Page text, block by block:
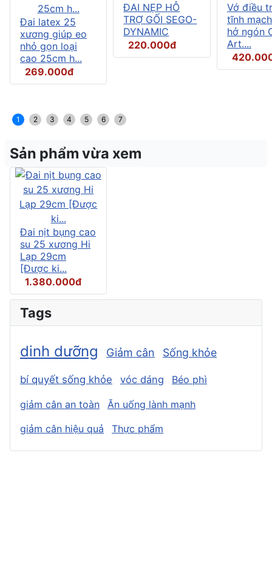
Đai latex 25
xương giúp eo
nhỏ gọn loại
cao 25cm h...
269.000đ
ĐAI NẸP HỖ
TRỢ GỐI SEGO-
DYNAMIC
220.000đ
Vớ điều
tĩnh
hở ngón
Art....
1 2 3 4 5 6 7
Sản phẩm vừa xem
Đai nịt bụng cao
su 25 xương Hi
Lạp 29cm
[Được ki...
1.380.000đ
Tags
dinh dưỡng Giảm cân Sống khỏe
bí quyết sống khỏe vóc dáng Béo phì
giảm cân an toàn
Ăn uống lành mạnh
giảm cân hiệu quả
Thực phẩm